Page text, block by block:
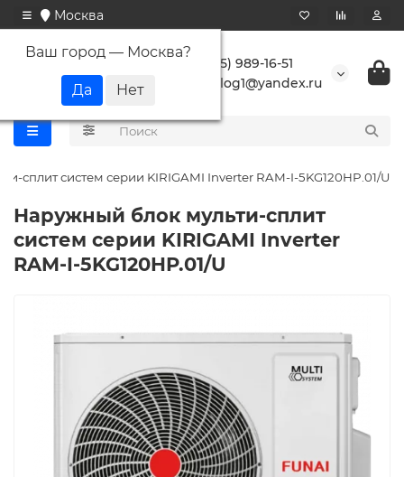
Москва
Ваш город — Москва?
+7 (495) 989-16-51
buranlog1@yandex.ru
сплит систем серии KIRIGAMI Inverter RAM-I-5KG120HP.01/U
Наружный блок мульти-сплит
систем серии KIRIGAMI Inverter
RAM-I-5KG120HP.01/U